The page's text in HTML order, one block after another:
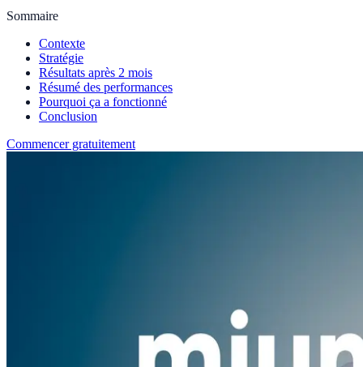
Sommaire
Contexte
Stratégie
Résultats après 2 mois
Résumé des performances
Pourquoi ça a fonctionné
Conclusion
Commencer gratuitement